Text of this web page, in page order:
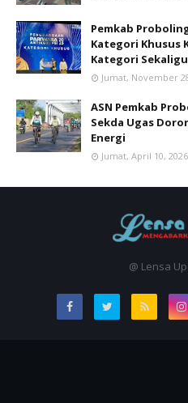
Pemkab
Kategori Khusus
Kategori
Jumat, November
ASN Pemkab
Sekda Ugas
Energi
Jumat, April 10, 2026
@ Lensa